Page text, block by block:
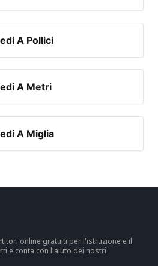
A Pollici
A Metri
A Miglia
online gratuiti per l'istruzione e il
e conta con l'aiuto dei nostri